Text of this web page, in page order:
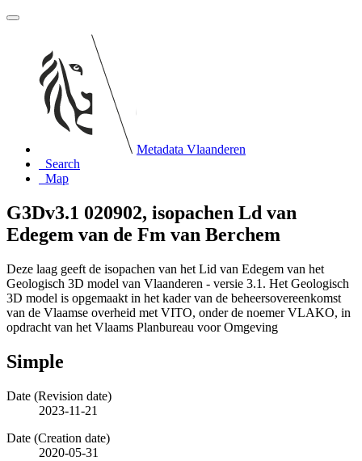
Metadata Vlaanderen
Search
Map
G3Dv3.1 020902, isopachen Ld van
Edegem van de Fm van Berchem
Deze laag geeft de isopachen van het Lid van Edegem van het
Geologisch 3D model van Vlaanderen - versie 3.1. Het Geologisch
3D model is opgemaakt in het kader van de beheersovereenkomst
van de Vlaamse overheid met VITO, onder de noemer VLAKO, in
opdracht van het Vlaams Planbureau voor Omgeving
Simple
Date (Revision date)
2023-11-21
Date (Creation date)
2020-05-31